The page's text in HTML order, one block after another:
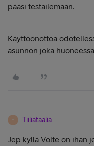
pääsi testailemaan.
Käyttöönottoa
asunnon joka
T Tiiliataalia
Jep kyllä Volte on ihan